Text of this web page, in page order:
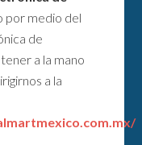
por medio del
de
a la mano
a la